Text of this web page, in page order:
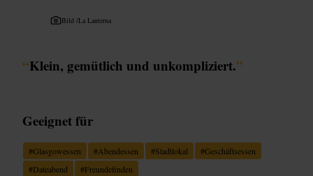
Bild /La Lanterna
“Klein, gemütlich und unkompliziert.”
Geeignet für
#Glasgowessen #Abendessen #Stadtlokal #Geschäftsessen
#Dateabend #Freundefinden